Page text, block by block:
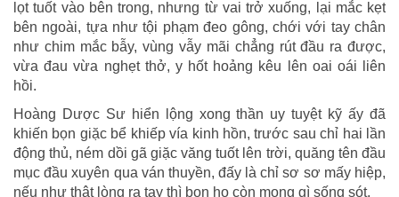
lọt tuốt vào bên trong, nhưng từ vai trở xuống, lại mắc kẹt
bên ngoài, tựa như tội phạm đeo gông, chới với tay chân
như chim mắc bẫy, vùng vẫy mãi chẳng rút đầu ra được,
vừa đau vừa nghẹt thở, y hốt hoảng kêu lên oai oái liên
hồi.
Hoàng Dược Sư hiển lộng xong thần uy tuyệt kỹ ấy đã
khiến bọn giặc bể khiếp vía kinh hồn, trước sau chỉ hai lần
động thủ, ném dồi gã giặc văng tuốt lên trời, quăng tên đầu
mục đầu xuyên qua ván thuyền, đấy là chỉ sơ sơ mấy hiệp,
nếu như thật lòng ra tay thì bọn họ còn mong gì sống sót.